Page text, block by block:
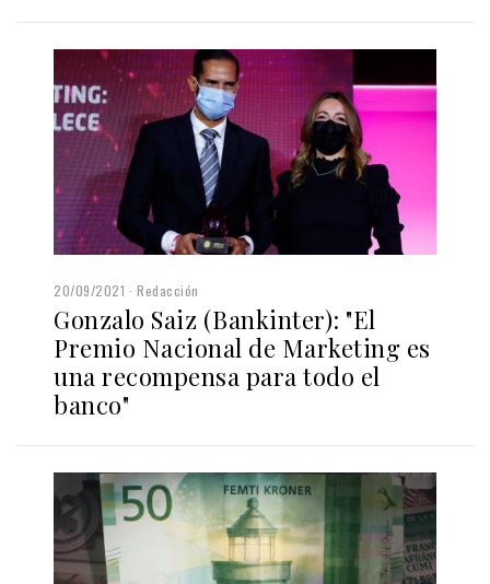
20/09/2021 Redacción
Gonzalo Saiz (Bankinter): "El
Premio Nacional de Marketing es
una recompensa para todo el
banco"